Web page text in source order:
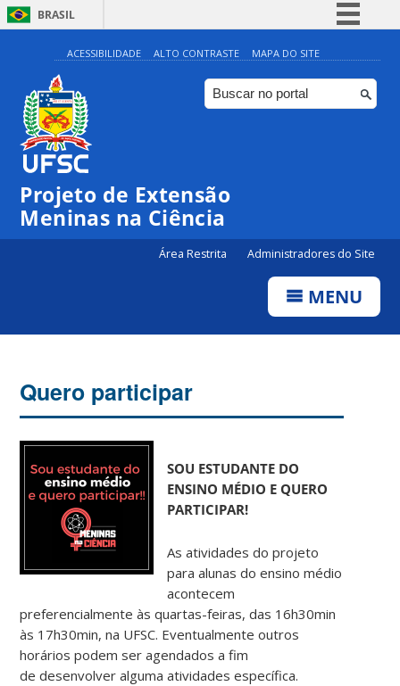
BRASIL
Simplifique!
Comunica BR
Participe
ACESSIBILIDADE ALTO CONTRASTE MAPA DO SITE
Projeto de Extensão
Meninas na Ciência
Área Restrita Administradores do Site
MENU
Quero participar
SOU ESTUDANTE DO
ENSINO MÉDIO E QUERO
PARTICIPAR!
As atividades do projeto
para alunas do ensino médio
acontecem
preferencialmente às quartas-feiras, das 16h30min
às 17h30min, na UFSC. Eventualmente outros
horários podem ser agendados a fim
de desenvolver alguma atividades específica.